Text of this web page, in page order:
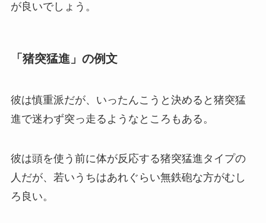
が良いでしょう。
「猪突猛進」の例文
彼は慎重派だが、いったんこうと決めると猪突猛
進で迷わず突っ走るようなところもある。
彼は頭を使う前に体が反応する猪突猛進タイプの
人だが、若いうちはあれぐらい無鉄砲な方がむし
ろ良い。